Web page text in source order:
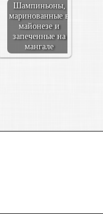
Шампиньоны,
маринованные в
майонезе и
запеченные на
мангале